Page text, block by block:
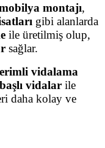
montajı,
gibi alanlarda
ile üretilmiş olup,
sağlar.
vidalama
vidalar ile
daha kolay ve